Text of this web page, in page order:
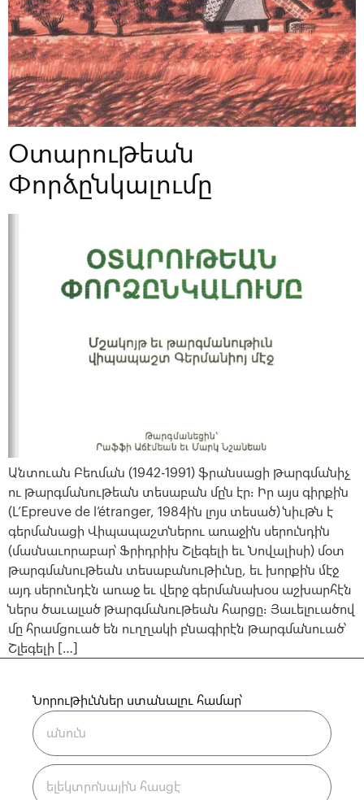
Օտարութեան
Փորձընկալումը
Անտուան Բեռման (1942-1991) ֆրանսացի թարգմանիչ
ու թարգմանութեան տեսաբան մըն էր։ Իր այս գիրքին
(L’Epreuve de l’étranger, 1984ին լոյս տեսած) նիւթն է
գերմանացի Վիպապաշտներու առաջին սերունդին
(մասնաւորաբար՝ Ֆրիդրիխ Շլեգելի եւ Նովալիսի) մօտ
թարգմանութեան տեսաբանութիւնը, եւ խորքին մէջ
այդ սերունդէն առաջ եւ վերջ գերմանախօս աշխարհէն
ներս ծաւալած թարգմանութեան հարցը։ Յաւելուածով
մը հրամցուած են ուղղակի բնագիրէն թարգմանուած՝
Շլեգելի […]
Նորութիւններ ստանալու համար՝